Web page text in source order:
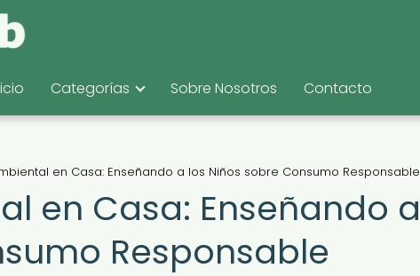
Categorías Sobre Nosotros Contacto
en Casa: Enseñando a los Niños sobre Consumo Responsable
en Casa: Enseñando a
Responsable